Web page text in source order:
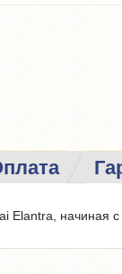
начиная с